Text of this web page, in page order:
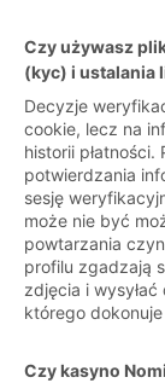
Czy używasz
(kyc) i ustalania
Decyzje
cookie, lecz na
historii
potwierdzania
sesję
może nie być
powtarzania
profilu zgadzają
zdjęcia i
którego dokonuje
Czy kasyno